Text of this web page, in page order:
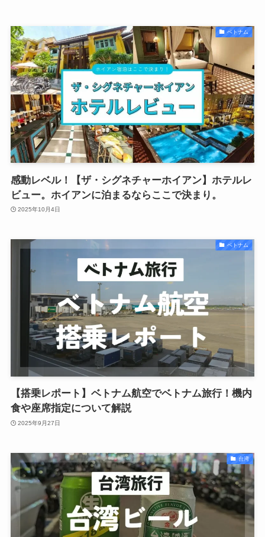
ベトナム
感動レベル！【ザ・シグネチャーホイアン】ホテルレ
ビュー。ホイアンに泊まるならここで決まり。
2025年10月4日
ベトナム
【搭乗レポート】ベトナム航空でベトナム旅行！機内
食や座席指定について解説
2025年9月27日
台湾